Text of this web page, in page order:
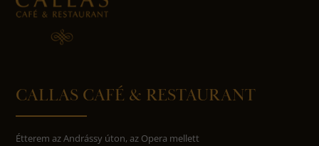
CALLAS CAFÉ & RESTAURANT
Étterem az Andrássy úton, az Opera mellett